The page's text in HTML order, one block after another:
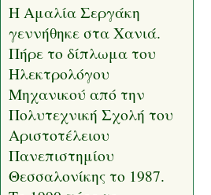
Η Αμαλία Σεργάκη
γεννήθηκε στα Χανιά.
Πήρε το δίπλωμα του
Ηλεκτρολόγου
Μηχανικού από την
Πολυτεχνική Σχολή του
Αριστοτέλειου
Πανεπιστημίου
Θεσσαλονίκης το 1987.